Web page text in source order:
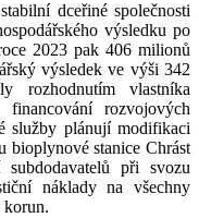
dceřiné společnosti
výsledku po
2023 pak 406 milionů
výsledek ve výši 342
rozhodnutím vlastníka
rozvojových
služby plánují modifikaci
bioplynové stanice Chrást
při svozu
náklady na všechny
korun.